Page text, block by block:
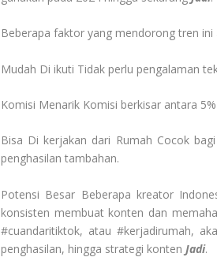
Beberapa faktor yang mendorong tren ini
Mudah Di ikuti Tidak perlu pengalaman
Komisi Menarik Komisi berkisar antara
Bisa Di kerjakan dari Rumah Cocok
penghasilan tambahan.
Potensi Besar Beberapa kreator
konsisten membuat konten dan
#cuandaritiktok, atau #kerjadirumah,
penghasilan, hingga strategi konten Jadi.